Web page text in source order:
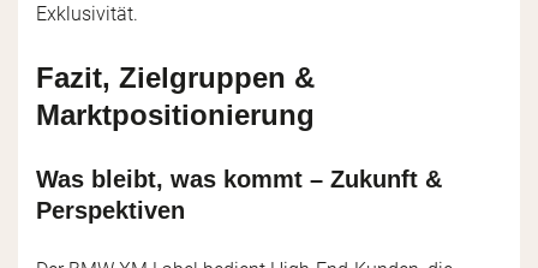
Exklusivität.
Fazit, Zielgruppen &
Marktpositionierung
Was bleibt, was kommt – Zukunft &
Perspektiven